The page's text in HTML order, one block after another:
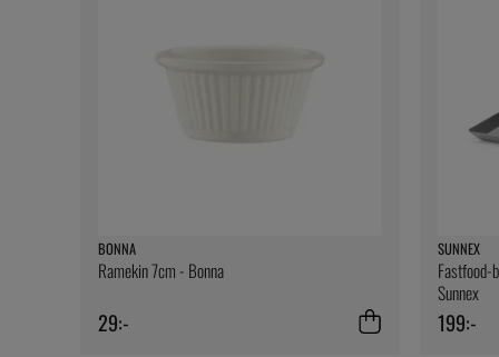
BONNA
Ramekin 7cm - Bonna
29:-
SUNNEX
Sunnex
199:-